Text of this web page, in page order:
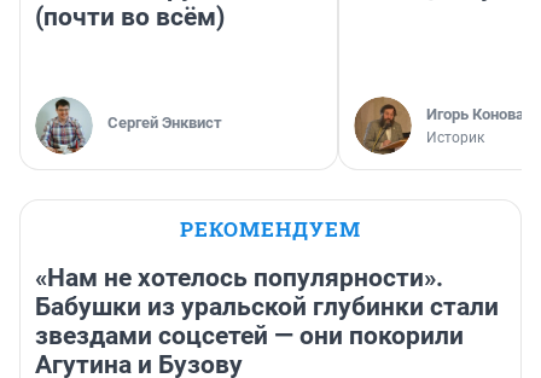
(почти во всём)
Сергей Энквист Игорь
Историк
РЕКОМЕНДУЕМ
«Нам не хотелось популярности».
Бабушки из уральской глубинки стали
звездами соцсетей — они покорили
Агутина и Бузову